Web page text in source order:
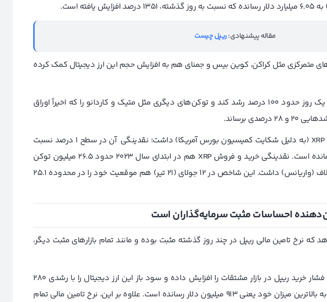
مقاله پیشنهادی:ریپل چیست
متمرکزی مثل کراکن، کوین بیس و جمنای هم به افزایش حجم این ارز دیجیتال کمک کرده
این حکم باعث شده است XRP در یک روز حدود ۱۰۰ درصد رشد کند و توکن‌های دیگری مثل متیک و کاردانو را که اخیراً اوراق
برساند.
علی‌رغم گذشته نه‌چندان مثبتی که XRP (به دلیل شکایت کمیسیون بورس آمریکا) داشت؛ نقدینگی آن در سطح ۱ درصد نسبت
به سال گذشته انعطاف‌پذیر باقی مانده است. نقدینگی خرید و فروش XRP هم در ابتدای سال ۲۰۲۳ حدود ۲۶.۵ میلیون توکن
بود و در طول سال ۰.۴۱ درصد اختلاف (واریانس) داشت. این شاخص در ۱۲ جولای (۲۱ تیر) هم موقعیت خود را در محدوده ۲۵.۱
احساسات مثبت سرمایه‌گذاران است
که نرخ تامین مالی ریپل در چند روز گذشته مثبت بوده و مانند تمام بازارهای مثبت دیگر،
به نظر می‌رسد اخبار پرونده مذکور فشار خرید ریپل در بازار مشتقات را افزایش داده و سود باز این ارز دیجیتال را با رشدی ۲۸۰
میلیون دلاری از ۶۳۵ میلیون دلار، به بالاترین میزان خود یعنی ۹۱۳ میلیون دلار رسانده است. علاوه بر این، نرخ تامین مالی تمام